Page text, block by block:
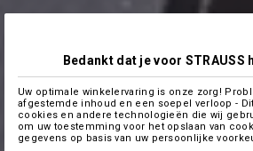
Bedankt dat je voor STRAUSS
Uw optimale winkelervaring is onze zorg!
afgestemde inhoud en een soepel verloop -
cookies en andere technologieën die wij
om uw toestemming voor het opslaan van
gegevens op basis van uw persoonlijke